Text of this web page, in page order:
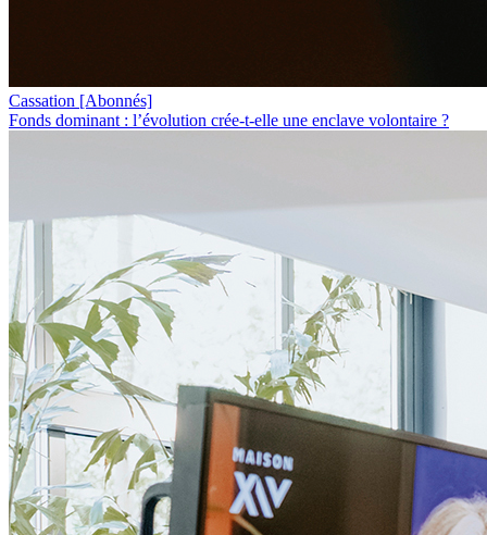
Cassation [Abonnés]
Fonds dominant : l’évolution crée-t-elle une enclave volontaire ?